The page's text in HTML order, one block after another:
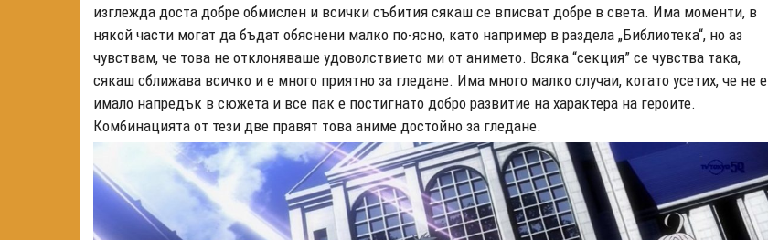
изглежда доста добре обмислен и всички събития сякаш се вписват добре в света. Има моменти, в
някой части могат да бъдат обяснени малко по-ясно, като например в раздела „Библиотека“, но аз
чувствам, че това не отклоняваше удоволствието ми от анимето. Всяка “секция” се чувства така,
сякаш сближава всичко и е много приятно за гледане. Има много малко случаи, когато усетих, че не е
имало напредък в сюжета и все пак е постигнато добро развитие на характера на героите.
Комбинацията от тези две правят това аниме достойно за гледане.